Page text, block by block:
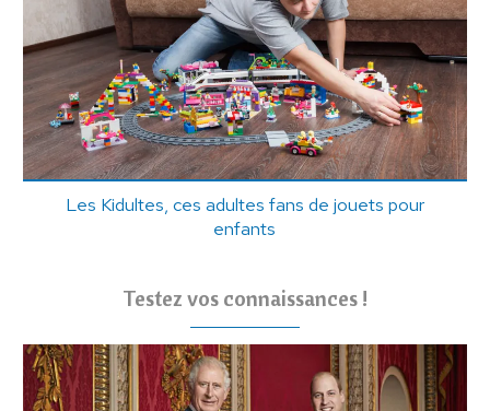
Les Kidultes, ces adultes fans de jouets pour
enfants
Testez vos connaissances !